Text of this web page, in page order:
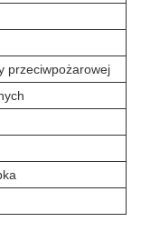
przeciwpożarowej